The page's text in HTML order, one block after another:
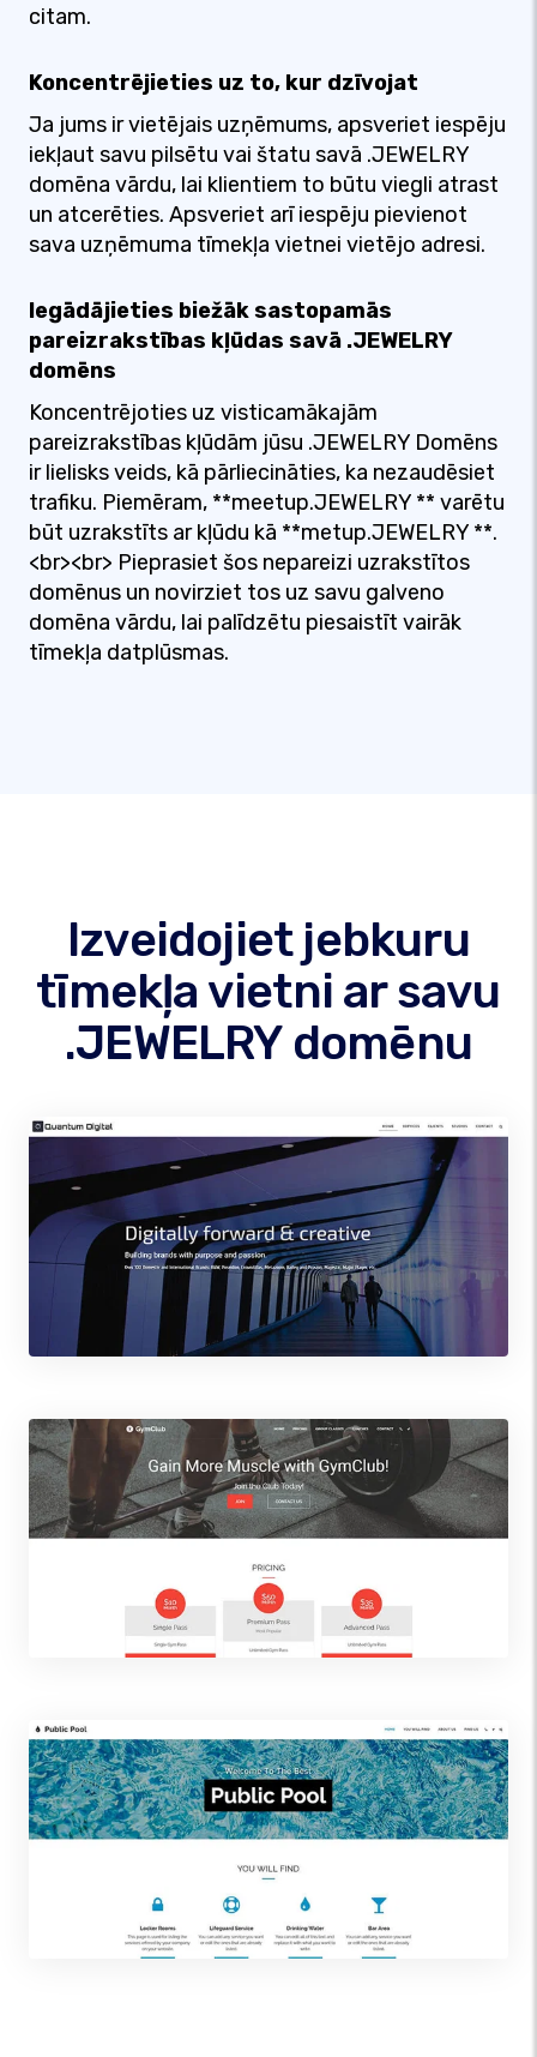
citam.
Koncentrējieties uz to, kur dzīvojat
Ja jums ir vietējais uzņēmums, apsveriet iespēju
iekļaut savu pilsētu vai štatu savā .JEWELRY
domēna vārdu, lai klientiem to būtu viegli atrast
un atcerēties. Apsveriet arī iespēju pievienot
sava uzņēmuma tīmekļa vietnei vietējo adresi.
Iegādājieties biežāk sastopamās
pareizrakstības kļūdas savā .JEWELRY
domēns
Koncentrējoties uz visticamākajām
pareizrakstības kļūdām jūsu .JEWELRY Domēns
ir lielisks veids, kā pārliecināties, ka nezaudēsiet
trafiku. Piemēram, **meetup.JEWELRY ** varētu
būt uzrakstīts ar kļūdu kā **metup.JEWELRY **.
<br><br> Pieprasiet šos nepareizi uzrakstītos
domēnus un novirziet tos uz savu galveno
domēna vārdu, lai palīdzētu piesaistīt vairāk
tīmekļa datplūsmas.
Izveidojiet jebkuru
tīmekļa vietni ar savu
.JEWELRY domēnu